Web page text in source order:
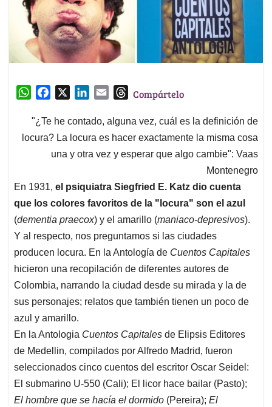
W
a
t
p
c
e
b
k
n
k
e
n
a
i
l
T
r
e
a
Compártelo
"¿Te he contado, alguna vez, cuál es la definición de
locura? La locura es hacer exactamente la misma cosa
una y otra vez y esperar que algo cambie": Vaas
Montenegro
En 1931, el psiquiatra Siegfried E. Katz dio cuenta
que los colores favoritos de la "locura" son el azul
(dementia praecox) y el amarillo (maniaco-depresivos).
Y al respecto, nos preguntamos si las ciudades
producen locura. En la Antología de Cuentos Capitales
hicieron una recopilación de diferentes autores de
Colombia, narrando la ciudad desde su mirada y la de
sus personajes; relatos que también tienen un poco de
azul y amarillo.
En la Antologia Cuentos Capitales de Elipsis Editores
de Medellin, compilados por Alfredo Madrid, fueron
seleccionados cinco cuentos del escritor Oscar Seidel:
El submarino U-550 (Cali); El licor hace bailar (Pasto);
El hombre que se hacía el dormido (Pereira); El